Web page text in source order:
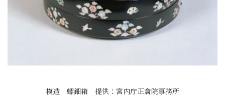
模造 螺鈿箱 提供：宮内庁正倉院事務所